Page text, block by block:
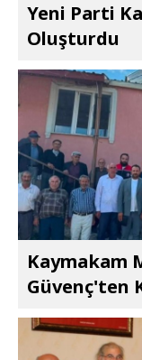
Yeni Parti
Oluşturdu
Kaymakam
Güvenç'ten